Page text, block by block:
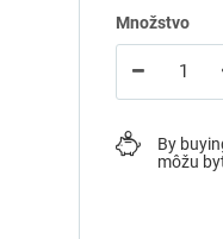
Množstvo
By
môžu